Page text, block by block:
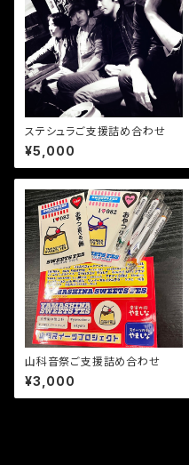
ステシュラご支援詰め合わせ
¥5,000
山科音祭ご支援詰め合わせ
¥3,000